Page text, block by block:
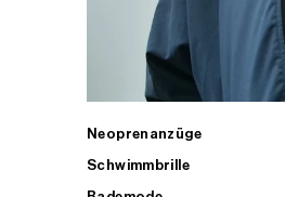
Neoprenanzüge
Schwimmbrille